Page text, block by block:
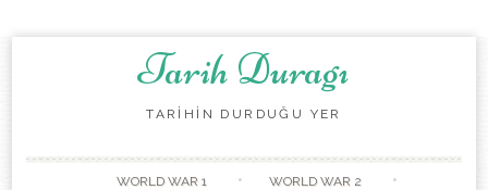
Tarih Duragı
TARİHİN DURDUĞU YER
WORLD WAR 1 WORLD WAR 2